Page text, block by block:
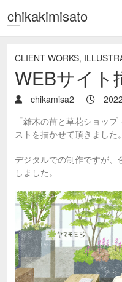
chikakimisato
CLIENT WORKS,
WEBサイト
chikamisa2
「雑木の苗と草花ショッ
ストを描かせて頂きました。
デジタルでの制作ですが
しました。